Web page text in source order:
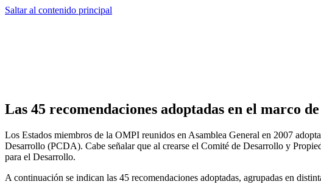
Saltar al contenido principal
Las 45 recomendaciones adoptadas en el marco
Los Estados miembros de la OMPI reunidos en Asamblea General en 2007
Desarrollo (PCDA). Cabe señalar que al crearse el Comité de Desarrollo y
para el Desarrollo.
A continuación se indican las 45 recomendaciones adoptadas, agrupadas en